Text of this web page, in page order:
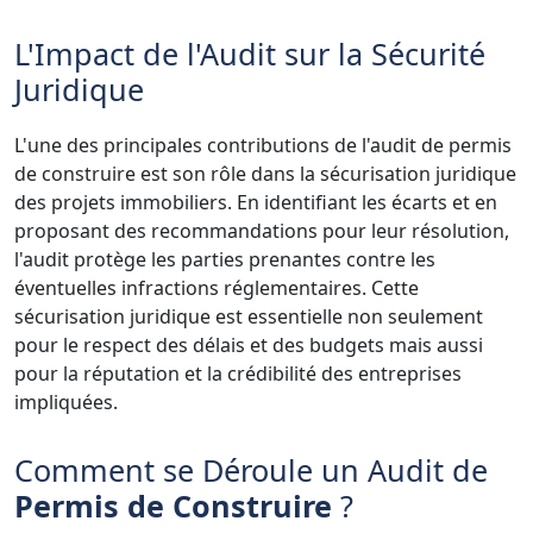
L'Impact de l'Audit sur la Sécurité
Juridique
L'une des principales contributions de l'audit de permis
de construire est son rôle dans la sécurisation juridique
des projets immobiliers. En identifiant les écarts et en
proposant des recommandations pour leur résolution,
l'audit protège les parties prenantes contre les
éventuelles infractions réglementaires. Cette
sécurisation juridique est essentielle non seulement
pour le respect des délais et des budgets mais aussi
pour la réputation et la crédibilité des entreprises
impliquées.
Comment se Déroule un Audit de
Permis de Construire ?